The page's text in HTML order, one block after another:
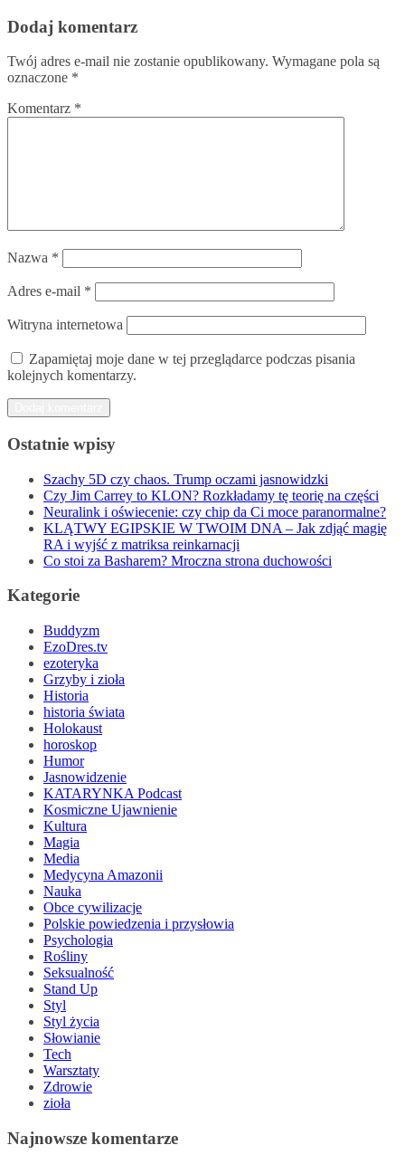
Dodaj komentarz
Twój adres e-mail nie zostanie opublikowany. Wymagane pola są
oznaczone *
Komentarz *
Nazwa *
Adres e-mail *
Witryna internetowa
Zapamiętaj moje dane w tej przeglądarce podczas pisania
kolejnych komentarzy.
Ostatnie wpisy
Szachy 5D czy chaos. Trump oczami jasnowidzki
Czy Jim Carrey to KLON? Rozkładamy tę teorię na części
Neuralink i oświecenie: czy chip da Ci moce paranormalne?
KLĄTWY EGIPSKIE W TWOIM DNA – Jak zdjąć magię
RA i wyjść z matriksa reinkarnacji
Co stoi za Basharem? Mroczna strona duchowości
Kategorie
Buddyzm
EzoDres.tv
ezoteryka
Grzyby i zioła
Historia
historia świata
Holokaust
horoskop
Humor
Jasnowidzenie
KATARYNKA Podcast
Kosmiczne Ujawnienie
Kultura
Magia
Media
Medycyna Amazonii
Nauka
Obce cywilizacje
Polskie powiedzenia i przysłowia
Psychologia
Rośliny
Seksualność
Stand Up
Styl
Styl życia
Słowianie
Tech
Warsztaty
Zdrowie
zioła
Najnowsze komentarze